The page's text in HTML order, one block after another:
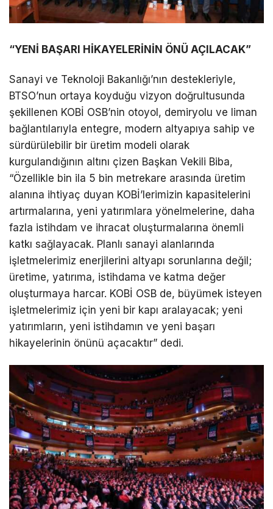
“YENİ BAŞARI HİKAYELERİNİN ÖNÜ AÇILACAK”
Sanayi ve Teknoloji Bakanlığı’nın destekleriyle,
BTSO’nun ortaya koyduğu vizyon doğrultusunda
şekillenen KOBİ OSB’nin otoyol, demiryolu ve liman
bağlantılarıyla entegre, modern altyapıya sahip ve
sürdürülebilir bir üretim modeli olarak
kurgulandığının altını çizen Başkan Vekili Biba,
“Özellikle bin ila 5 bin metrekare arasında üretim
alanına ihtiyaç duyan KOBİ’lerimizin kapasitelerini
artırmalarına, yeni yatırımlara yönelmelerine, daha
fazla istihdam ve ihracat oluşturmalarına önemli
katkı sağlayacak. Planlı sanayi alanlarında
işletmelerimiz enerjilerini altyapı sorunlarına değil;
üretime, yatırıma, istihdama ve katma değer
oluşturmaya harcar. KOBİ OSB de, büyümek isteyen
işletmelerimiz için yeni bir kapı aralayacak; yeni
yatırımların, yeni istihdamın ve yeni başarı
hikayelerinin önünü açacaktır” dedi.